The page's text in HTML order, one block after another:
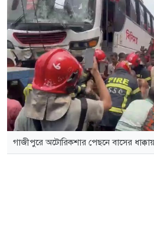
গাজীপুরে অটোরিকশার পেছনে বাসের